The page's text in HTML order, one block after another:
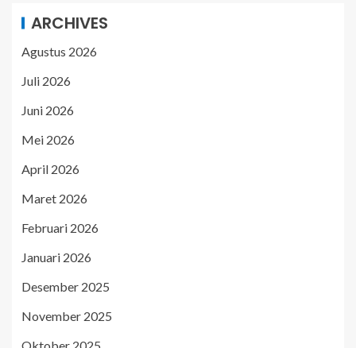
ARCHIVES
Agustus 2026
Juli 2026
Juni 2026
Mei 2026
April 2026
Maret 2026
Februari 2026
Januari 2026
Desember 2025
November 2025